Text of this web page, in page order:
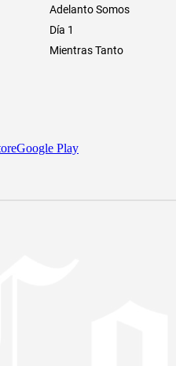
Adelanto Somos
Día 1
Mientras Tanto
Google Play